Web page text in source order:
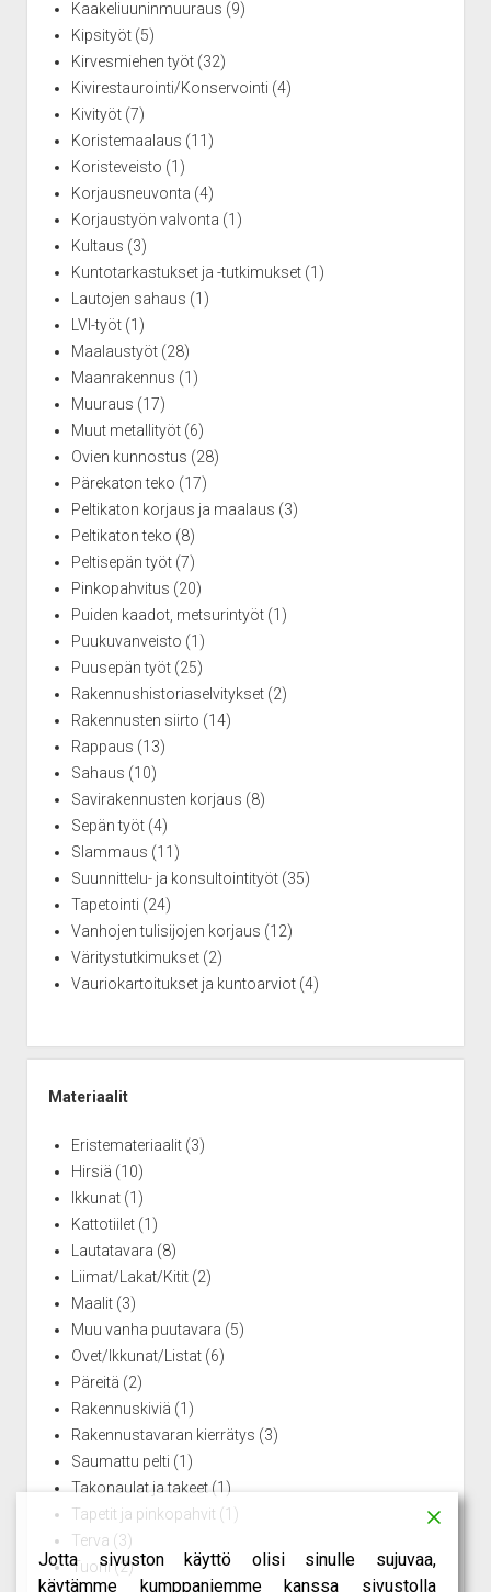
Kaakeliuuninmuuraus (9)
Kipsityöt(5)
Kirvesmiehen työt(32)
Kivirestaurointi/Konservointi (4)
Kivityöt(7)
Koristemaalaus (11)
Koristeveisto (1)
Korjausneuvonta (4)
Korjaustyön valvonta (1)
Kultaus (3)
Kuntotarkastukset ja -tutkimukset(1)
Lautojen sahaus (1)
LVI-työt(1)
Maalaustyöt(28)
Maanrakennus (1)
Muuraus (17)
Muut metallityöt(6)
Ovien kunnostus (28)
Pärekaton teko (17)
Peltikaton korjaus ja maalaus (3)
Peltikaton teko (8)
Peltisepän työt(7)
Pinkopahvitus (20)
Puiden kaadot, metsurintyöt(1)
Puukuvanveisto (1)
Puusepän työt(25)
Rakennushistoriaselvitykset(2)
Rakennusten siirto (14)
Rappaus (13)
Sahaus (10)
Savirakennusten korjaus (8)
Sepän työt(4)
Slammaus (11)
Suunnittelu- ja konsultointityöt(35)
Tapetointi (24)
Vanhojen tulisijojen korjaus (12)
Väritystutkimukset(2)
Vauriokartoitukset ja kuntoarviot(4)
Materiaalit
Eristemateriaalit(3)
Hirsiä (10)
Ikkunat(1)
Kattotiilet(1)
Lautatavara (8)
Liimat/Lakat/Kitit(2)
Maalit(3)
Muu vanha puutavara (5)
Ovet/Ikkunat/Listat(6)
Päreitä (2)
Rakennuskiviä (1)
Rakennustavaran kierrätys (3)
Saumattu pelti (1)
Takonaulat ja takeet(1)
Tapetit ja pinkopahvit (1)
Terva (3)
Tuohi(2)
Jotta sivuston käyttö olisi sinulle sujuvaa,
käytämme kumppaniemme kanssa sivustolla